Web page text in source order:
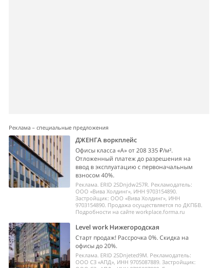
Реклама – специальные предложения
ДЖЕНГА воркплейс
Офисы класса «А» от 208 335 ₽/м².
Отложенный платеж до разрешения на
ввод в эксплуатацию с первоначальным
взносом 40%.
Реклама. ERID 2SDnjdw257R. Рекламодатель:
ООО «Вива Холдинг», ИНН 9703154890.
Застройщик: ООО «Вива Холдинг», ИНН
9703154890. Продажа осуществляется по ДКПБВ.
Подробности на сайте workplace.forma.ru
Level work Нижегородская
Старт продаж! Рассрочка 0%. Скидка на
офисы до 20%.
Реклама. ERID 2SDnjeted9M. Рекламодатель:
ООО СЗ «АПД», ИНН 9705087889. Застройщик: